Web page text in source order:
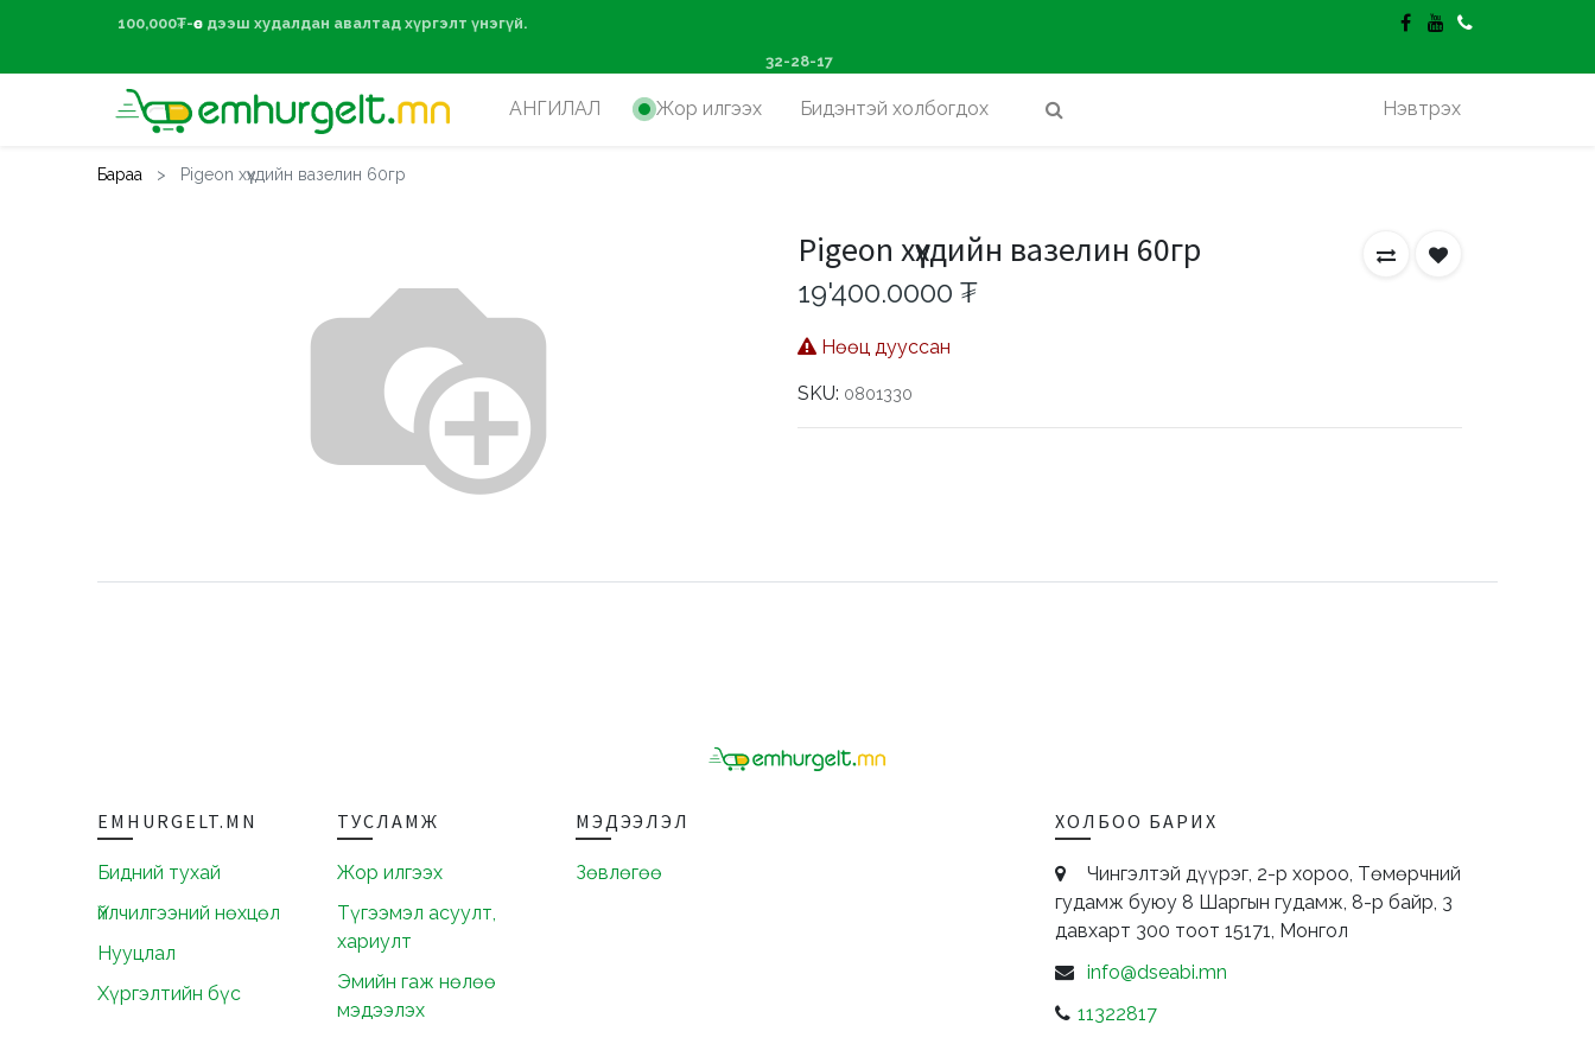
100,000₮-өөс дээш худалдан авалтад хүргэлт үнэгүй.
32-28-17
АНГИЛАЛ Жор илгээх Бидэнтэй холбогдох Нэвтрэх
Бараа Pigeon хүүхдийн вазелин 60гр
Pigeon хүүхдийн вазелин 60гр
19'400.0000 ₮
Нөөц дууссан
SKU: 0801330
EMHURGELT.MN
Бидний тухай
Үйлчилгээний нөхцөл
Нууцлал
Хүргэлтийн бүс
ТУСЛАМЖ
Жор илгээх
Түгээмэл асуулт,
хариулт
Эмийн гаж нөлөө
мэдээлэх
МЭДЭЭЛЭЛ
Зөвлөгөө
ХОЛБОО БАРИХ
Чингэлтэй дүүрэг, 2-р хороо, Төмөрчний
гудамж буюу 8 Шаргын гудамж, 8-р байр, 3
давхарт 300 тоот 15171, Монгол
info@dseabi.mn
11322817